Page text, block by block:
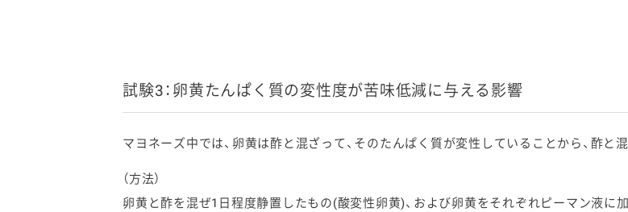
試験3：卵黄たんぱく質の変性度が苦味低減に与える影響
マヨネーズ中では、卵黄は酢と混ざって、そのたんぱく質が変性していることから、酢と
（方法）
卵黄と酢を混ぜ1日程度静置したもの(酸変性卵黄)、および卵黄をそれぞれピーマン液に